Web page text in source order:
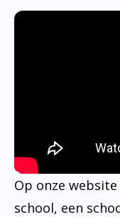
Op onze
school, een